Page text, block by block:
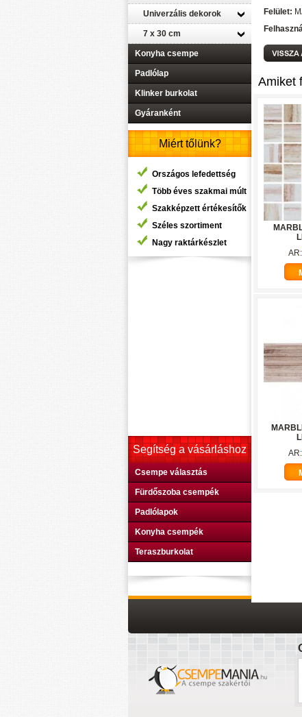
Univerzális dekorok
7 x 30 cm
Konyha csempe
Padlólap
Klinker burkolat
Gyáranként
Miért tőlünk?
Országos lefedettség
Több éves szakmai múlt
Szakképzett értékesítők
Széles szortiment
Nagy raktárkészlet
Segítség a vásárláshoz
Csempe választás
Fürdőszoba csempék
Padlólapok
Konyha csempék
Teraszburkolat
Felület:
Amiket
AR:
AR: